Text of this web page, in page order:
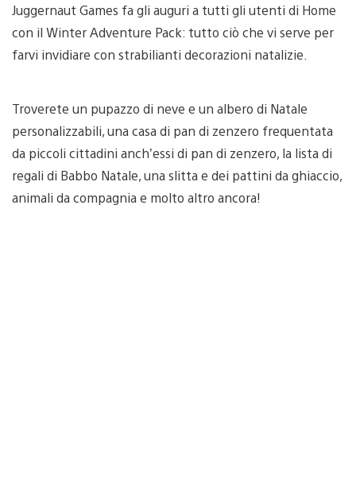
Juggernaut Games fa gli auguri a tutti gli utenti di Home
con il Winter Adventure Pack: tutto ciò che vi serve per
farvi invidiare con strabilianti decorazioni natalizie.
Troverete un pupazzo di neve e un albero di Natale
personalizzabili, una casa di pan di zenzero frequentata
da piccoli cittadini anch’essi di pan di zenzero, la lista di
regali di Babbo Natale, una slitta e dei pattini da ghiaccio,
animali da compagnia e molto altro ancora!